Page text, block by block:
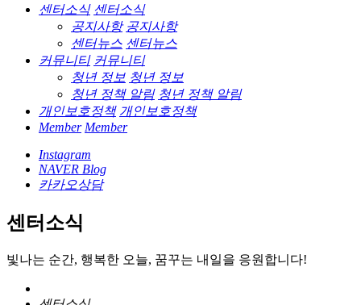
센터소식 센터소식
공지사항 공지사항
센터뉴스 센터뉴스
커뮤니티 커뮤니티
청년 정보 청년 정보
청년 정책 알림 청년 정책 알림
개인보호정책 개인보호정책
Member Member
Instagram
NAVER Blog
카카오상담
센터소식
빛나는 순간, 행복한 오늘, 꿈꾸는 내일을 응원합니다!